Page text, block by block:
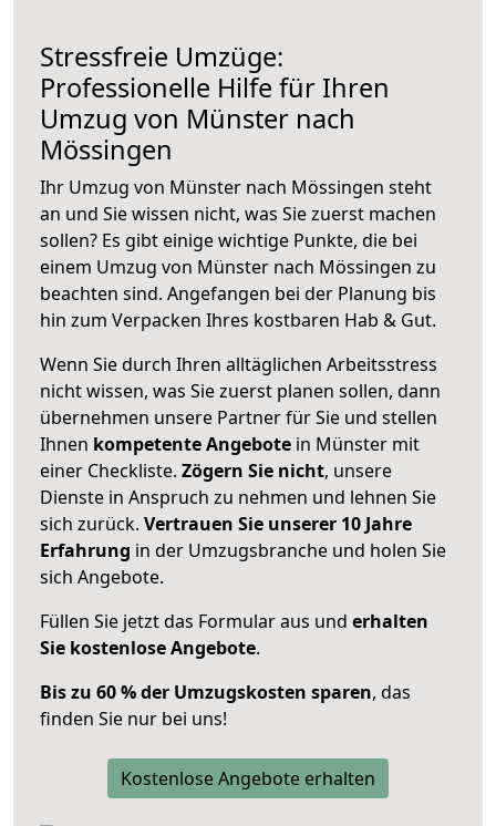
Stressfreie Umzüge:
Professionelle Hilfe für Ihren
Umzug von Münster nach
Mössingen
Ihr Umzug von Münster nach Mössingen steht
an und Sie wissen nicht, was Sie zuerst machen
sollen? Es gibt einige wichtige Punkte, die bei
einem Umzug von Münster nach Mössingen zu
beachten sind. Angefangen bei der Planung bis
hin zum Verpacken Ihres kostbaren Hab & Gut.
Wenn Sie durch Ihren alltäglichen Arbeitsstress
nicht wissen, was Sie zuerst planen sollen, dann
übernehmen unsere Partner für Sie und stellen
Ihnen kompetente Angebote in Münster mit
einer Checkliste. Zögern Sie nicht, unsere
Dienste in Anspruch zu nehmen und lehnen Sie
sich zurück. Vertrauen Sie unserer 10 Jahre
Erfahrung in der Umzugsbranche und holen Sie
sich Angebote.
Füllen Sie jetzt das Formular aus und erhalten
Sie kostenlose Angebote.
Bis zu 60 % der Umzugskosten sparen, das
finden Sie nur bei uns!
Kostenlose Angebote erhalten